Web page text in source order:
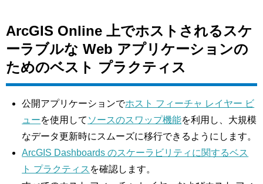
ArcGIS Online 上でホストされるスケ
ーラブルな Web アプリケーションの
ためのベスト プラクティス
公開アプリケーションでホスト フィーチャ レイヤー ビ
ューを使用して ソースのスワップ機能を利用し、大規模
なデータ更新時にスムーズに移行できるようにします。
ArcGIS Dashboards のスケーラビリティに関するベス
ト プラクティス を確認します。